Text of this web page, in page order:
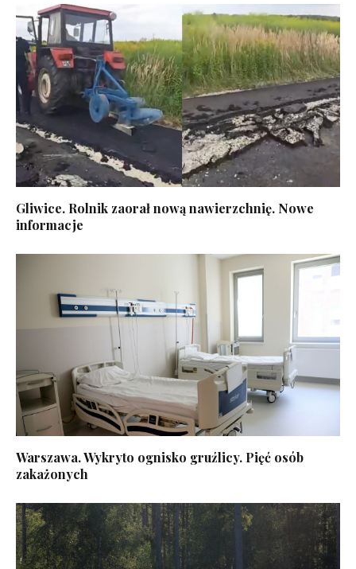
Gliwice. Rolnik zaorał nową nawierzchnię. Nowe
informacje
Warszawa. Wykryto ognisko gruźlicy. Pięć osób
zakażonych